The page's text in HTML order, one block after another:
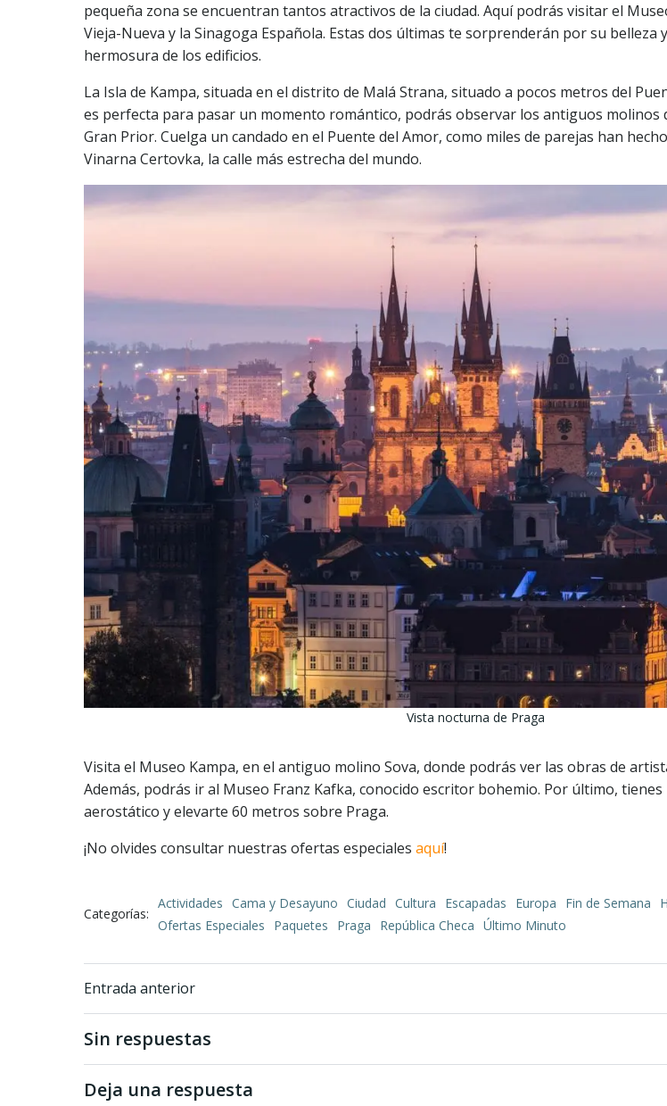
pequeña zona se encuentran tantos atractivos de la ciudad. Aquí podrás visitar el
Vieja-Nueva y la Sinagoga Española. Estas dos últimas te sorprenderán por su belleza
hermosura de los edificios.
La Isla de Kampa, situada en el distrito de Malá Strana, situado a pocos metros del
es perfecta para pasar un momento romántico, podrás observar los antiguos molinos
Gran Prior. Cuelga un candado en el Puente del Amor, como miles de parejas han
Vinarna Certovka, la calle más estrecha del mundo.
Vista nocturna de Praga
Visita el Museo Kampa, en el antiguo molino Sova, donde podrás ver las obras de
Además, podrás ir al Museo Franz Kafka, conocido escritor bohemio. Por último,
aerostático y elevarte 60 metros sobre Praga.
¡No olvides consultar nuestras ofertas especiales aquí!
Categorías:
Actividades Cama y Desayuno Ciudad Cultura Escapadas Europa Fin de Semana
Ofertas Especiales
Paquetes Praga República Checa Último Minuto
Navegación
de
entradas
Entrada anterior
Sin respuestas
Deja una respuesta